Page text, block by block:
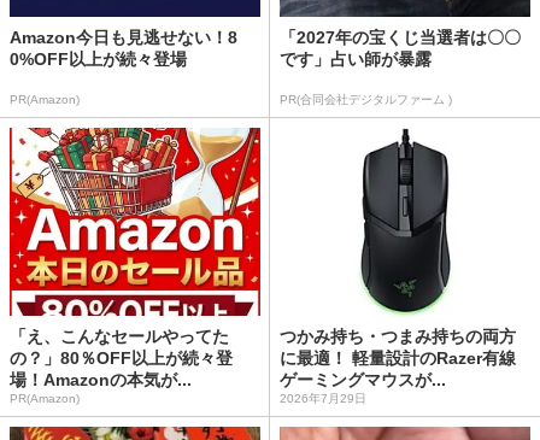
Amazon今日も見逃せない！8
0%OFF以上が続々登場
PR(Amazon)
「2027年の宝くじ当選者は〇〇
です」占い師が暴露
PR(合同会社デジタルファーム )
「え、こんなセールやってた
の？」80％OFF以上が続々登
場！Amazonの本気が...
PR(Amazon)
つかみ持ち・つまみ持ちの両方
に最適！ 軽量設計のRazer有線
ゲーミングマウスが...
2026年7月29日